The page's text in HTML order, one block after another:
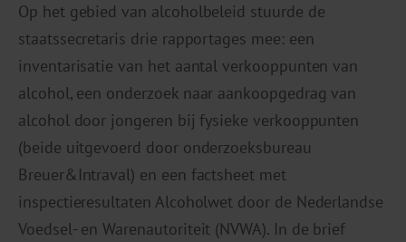
Op het gebied van alcoholbeleid stuurde de
staatssecretaris drie rapportages mee: een
inventarisatie van het aantal verkooppunten van
alcohol, een onderzoek naar aankoopgedrag van
alcohol door jongeren bij fysieke verkooppunten
(beide uitgevoerd door onderzoeksbureau
Breuer&Intraval) en een factsheet met
inspectieresultaten Alcoholwet door de Nederlandse
Voedsel- en Warenautoriteit (NVWA). In de brief